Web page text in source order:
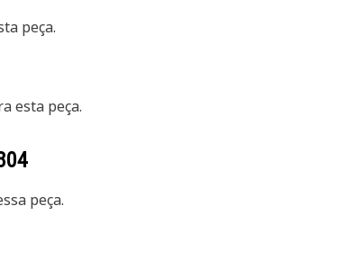
peça.
esta peça.
peça.